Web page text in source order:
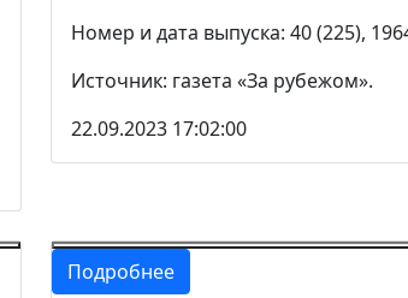
Номер и дата выпуска: 40 (225),
Источник: газета «За рубежом».
22.09.2023 17:02:00
Подробнее